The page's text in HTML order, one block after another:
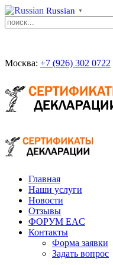
Russian ▼
Москва: +7 (926) 302 0722
Главная
Наши услуги
Новости
Отзывы
ФОРУМ EAC
Контакты
Форма заявки
Задать вопрос